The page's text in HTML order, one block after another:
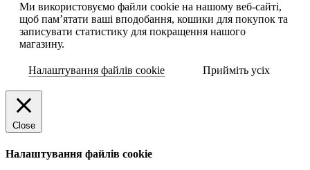
Ми використовуємо файли cookie на нашому веб-сайті,
щоб пам’ятати ваші вподобання, кошики для покупок та
записувати статистику для покращення нашого
магазину.
Налаштування файлів cookie Прийміть усіх
Close
Налаштування файлів cookie